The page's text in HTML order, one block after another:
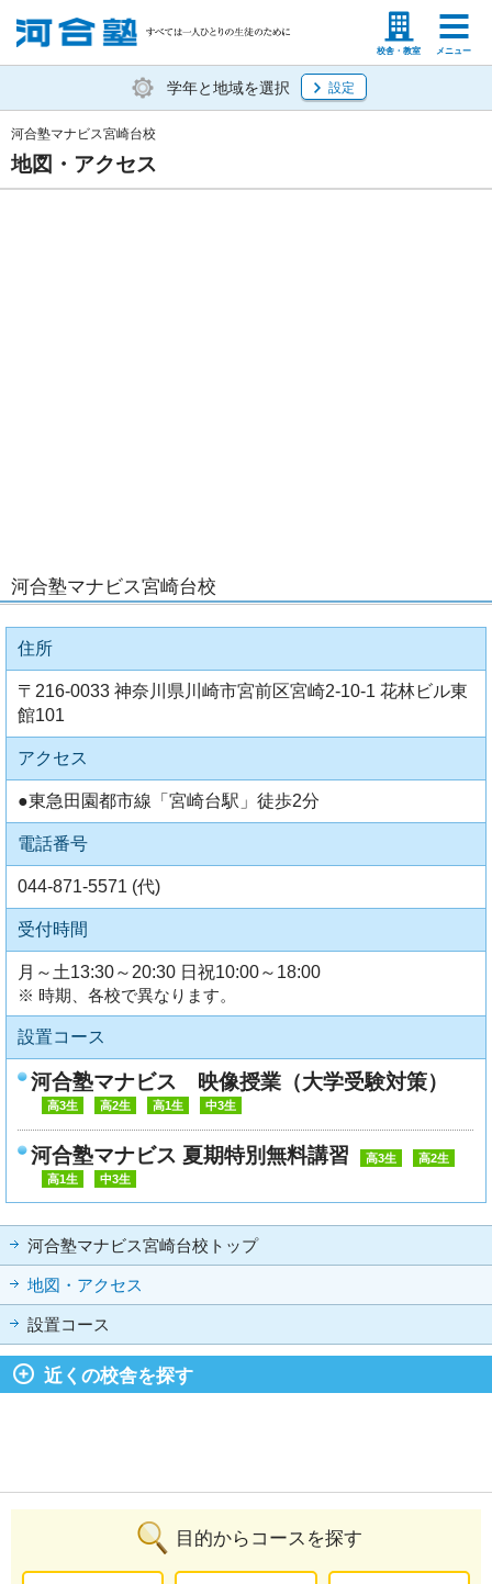
校舎・教室 メニュー
塾生の方 高等学校の先生
学年と地域を選択 設定
地図・アクセス
河合塾マナビス宮崎台校
河合塾マナビス宮崎台校
住所
〒216-0033 神奈川県川崎市宮前区宮崎2-10-1 花林ビル東
館101
アクセス
●東急田園都市線「宮崎台駅」徒歩2分
電話番号
044-871-5571 (代)
受付時間
月～土13:30～20:30 日祝10:00～18:00
※ 時期、各校で異なります。
設置コース
河合塾マナビス 映像授業（大学受験対策）
高3生 高2生 高1生 中3生
河合塾マナビス 夏期特別無料講習 高3生
高2生
高1生
中3生
河合塾マナビス宮崎台校トップ
地図・アクセス
設置コース
近くの校舎を探す
目的からコースを探す